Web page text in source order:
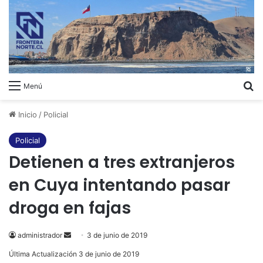
Menú
Inicio / Policial
Policial
Detienen a tres extranjeros
en Cuya intentando pasar
droga en fajas
administrador
Send
an
3 de junio de 2019
Última Actualización 3 de junio de 2019